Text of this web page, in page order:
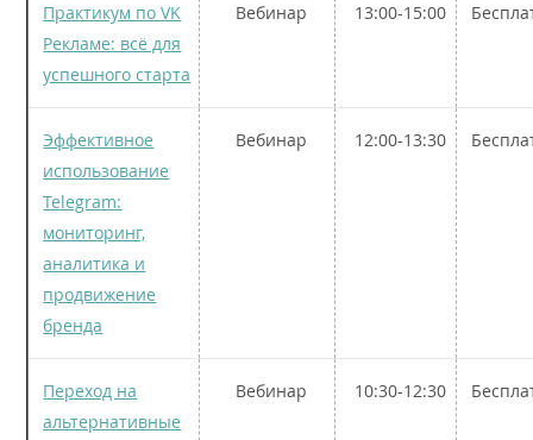
Практикум по VK
Рекламе: всё для
успешного старта
Вебинар 13:00-15:00
Эффективное
использование
Telegram:
мониторинг,
аналитика и
продвижение
бренда
Вебинар 12:00-13:30
Переход на
альтернативные
Вебинар 10:30-12:30